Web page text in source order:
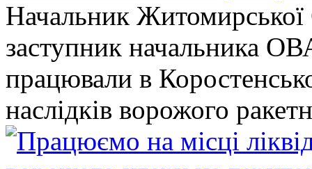
Начальник
заступник начальника
працювали в
наслідків ворожого